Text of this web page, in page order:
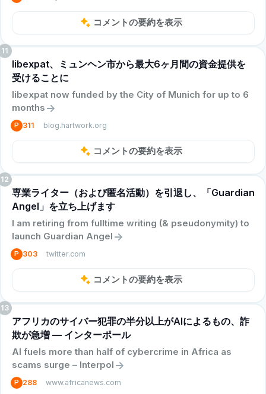
コメントの要約を表示
11
libexpat、ミュンヘン市から最大6ヶ月間の資金提供を
受けることに
libexpat now funded by the City of Munich for up to 6
months ->
P 311 blog.hartwork.org
コメントの要約を表示
12
専業ライター（および匿名活動）を引退し、「Guardian
Angel」を立ち上げます
I am retiring from fulltime writing (& pseudonymity) to
launch Guardian Angel ->
P 303 twitter.com
コメントの要約を表示
13
アフリカのサイバー犯罪の半分以上がAIによるもの、詐
欺が急増 — インターポール
AI fuels more than half of cybercrime in Africa as
scams surge – Interpol ->
P 288 www.africanews.com